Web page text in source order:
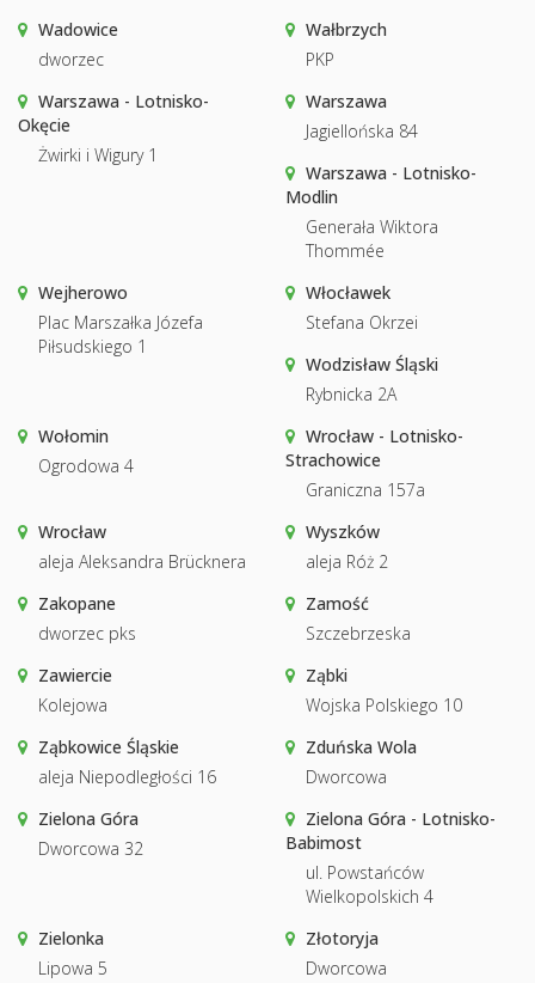
Wadowice
dworzec
Wałbrzych
PKP
Warszawa - Lotnisko-
Okęcie
Żwirki i Wigury 1
Warszawa
Jagiellońska 84
Warszawa - Lotnisko-
Modlin
Generała Wiktora
Thommée
Wejherowo
Plac Marszałka Józefa
Piłsudskiego 1
Włocławek
Stefana Okrzei
Wodzisław Śląski
Rybnicka 2A
Wołomin
Ogrodowa 4
Wrocław - Lotnisko-
Strachowice
Graniczna 157a
Wrocław
aleja Aleksandra Brücknera
Wyszków
aleja Róż 2
Zakopane
dworzec pks
Zamość
Szczebrzeska
Zawiercie
Kolejowa
Ząbki
Wojska Polskiego 10
Ząbkowice Śląskie
aleja Niepodległości 16
Zduńska Wola
Dworcowa
Zielona Góra
Dworcowa 32
Zielona Góra - Lotnisko-
Babimost
ul. Powstańców
Wielkopolskich 4
Zielonka
Lipowa 5
Złotoryja
Dworcowa